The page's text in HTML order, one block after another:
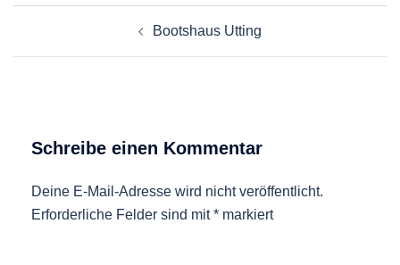
Bootshaus Utting
Schreibe einen Kommentar
Deine E-Mail-Adresse wird nicht veröffentlicht.
Erforderliche Felder sind mit* markiert